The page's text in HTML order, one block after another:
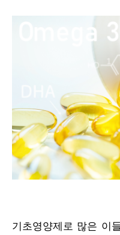
기초영양제로 많은 이